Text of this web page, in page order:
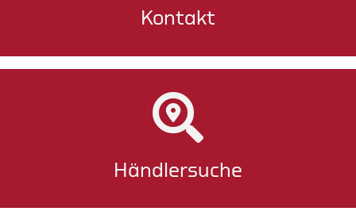
Kontakt
Händlersuche